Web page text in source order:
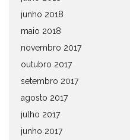
junho 2018
maio 2018
novembro 2017
outubro 2017
setembro 2017
agosto 2017
julho 2017
junho 2017